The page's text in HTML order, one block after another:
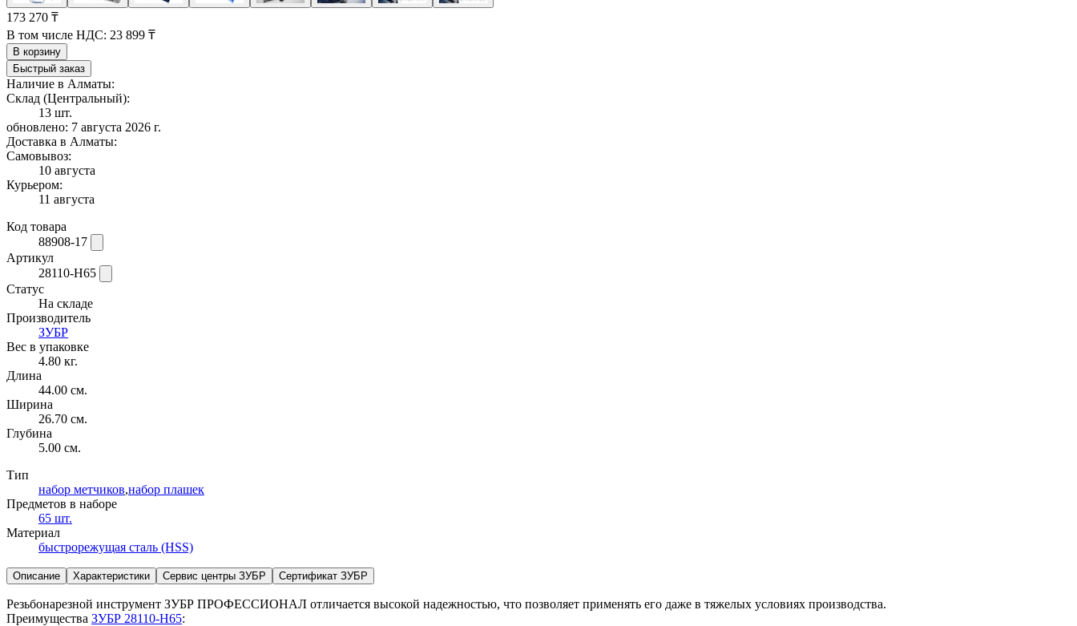
173 270 ₸
В том числе НДС: 23 899 ₸
В корзину
Быстрый заказ
Наличие в Алматы:
Склад (Центральный):
13 шт.
обновлено: 7 августа 2026 г.
Доставка в Алматы:
Самовывоз:
10 августа
Курьером:
11 августа
Код товара
88908-17
Артикул
28110-H65
Статус
На складе
Производитель
ЗУБР
Вес в упаковке
4.80 кг.
Длина
44.00 см.
Ширина
26.70 см.
Глубина
5.00 см.
Тип
набор метчиков,набор плашек
Предметов в наборе
65 шт.
Материал
быстрорежущая сталь (HSS)
Описание Характеристики Сервис центры ЗУБР Сертификат ЗУБР
Резьбонарезной инструмент ЗУБР ПРОФЕССИОНАЛ отличается высокой надежностью, что позволяет применять его даже в тяжелых условиях производства.
Преимущества ЗУБР 28110-H65: